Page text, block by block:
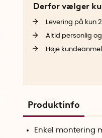
Derfor vælger
Levering på kun
Altid personlig
Høje
Produktinfo
Enkel montering